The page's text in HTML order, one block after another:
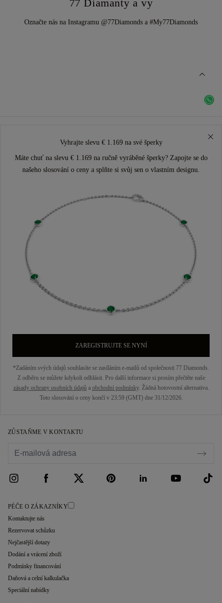
77 Diamanty a vy
Označte nás na Instagramu @77Diamonds a #My77Diamonds
Vyhrajte slevu € 1.169 na své šperky
Máte chuť na slevu € 1.169 na ručně vyráběné šperky? Zapojte se do
našeho slosování o ceny a splňte si svůj sen o vlastním designu.
ZAREGISTRUJTE SE NYNÍ
*Zadáním svých údajů souhlasíte se zasíláním e-mailů od společnosti 77 Diamonds.
Z odběru se můžete kdykoli odhlásit. Pro další informace si prosím přečtěte naše
zásady ochrany osobních údajůa obchodní podmínky. Žádná hotovostní alternativa.
Toto slosování o ceny končí v 23:59 (GMT) dne 31/12/2026.
ZŮSTAŇME V KONTAKTU
PÉČE O ZÁKAZNÍKY
Kontaktujte nás
Rezervovat schůzku
Nejčastější dotazy
Dodání a vrácení zboží
Podmínky financování
Daňová a celní kalkulačka
Speciální nabídky